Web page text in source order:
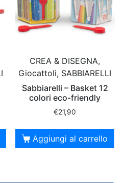
CREA & DISEGNA,
Giocattoli, SABBIARELLI
Sabbiarelli – Basket 12
colori eco-friendly
€21,90
Aggiungi al carrello